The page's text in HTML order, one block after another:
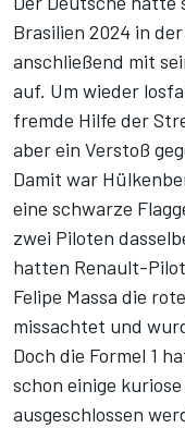
Brasilien 2024 in
anschließend mit
auf. Um wieder
fremde Hilfe der
aber ein Verstoß
Damit war
eine schwarze
zwei Piloten
hatten Renault-
Felipe Massa die
missachtet und
Doch die Formel 1
schon einige
ausgeschlossen